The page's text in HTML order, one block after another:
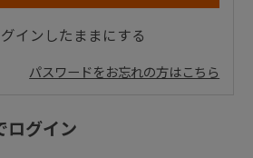
インしたままにする
パスワードをお忘れの方はこちら
ログイン